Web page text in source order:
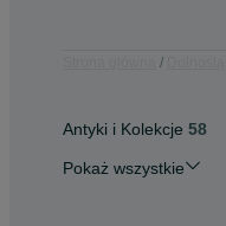
Antyki i Kolekcje 58
Pokaż wszystkie